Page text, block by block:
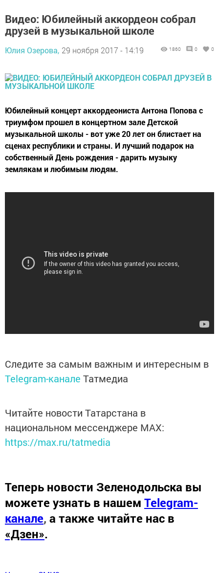
Видео: Юбилейный аккордеон собрал
друзей в музыкальной школе
Юлия Озерова, 29 ноября 2017 - 14:19 1860 0 0
Юбилейный концерт аккордеониста Антона Попова с
триумфом прошел в концертном зале Детской
музыкальной школы - вот уже 20 лет он блистает на
сценах республики и страны. И лучший подарок на
собственный День рождения - дарить музыку
землякам и любимым людям.
Следите за самым важным и интересным в
Telegram-канале Татмедиа
Читайте новости Татарстана в
национальном мессенджере MАХ:
https://max.ru/tatmedia
Теперь новости Зеленодольска вы
можете узнать в нашем Telegram-
канале, а также читайте нас в
«Дзен».